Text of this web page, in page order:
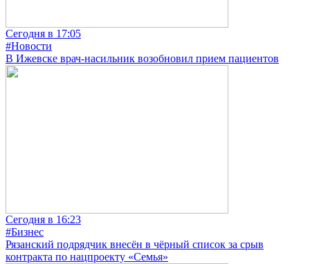
Сегодня в 17:05
#Новости
В Ижевске врач-насильник возобновил прием пациентов
Сегодня в 16:23
#Бизнес
Рязанский подрядчик внесён в чёрный список за срыв
контракта по нацпроекту «Семья»